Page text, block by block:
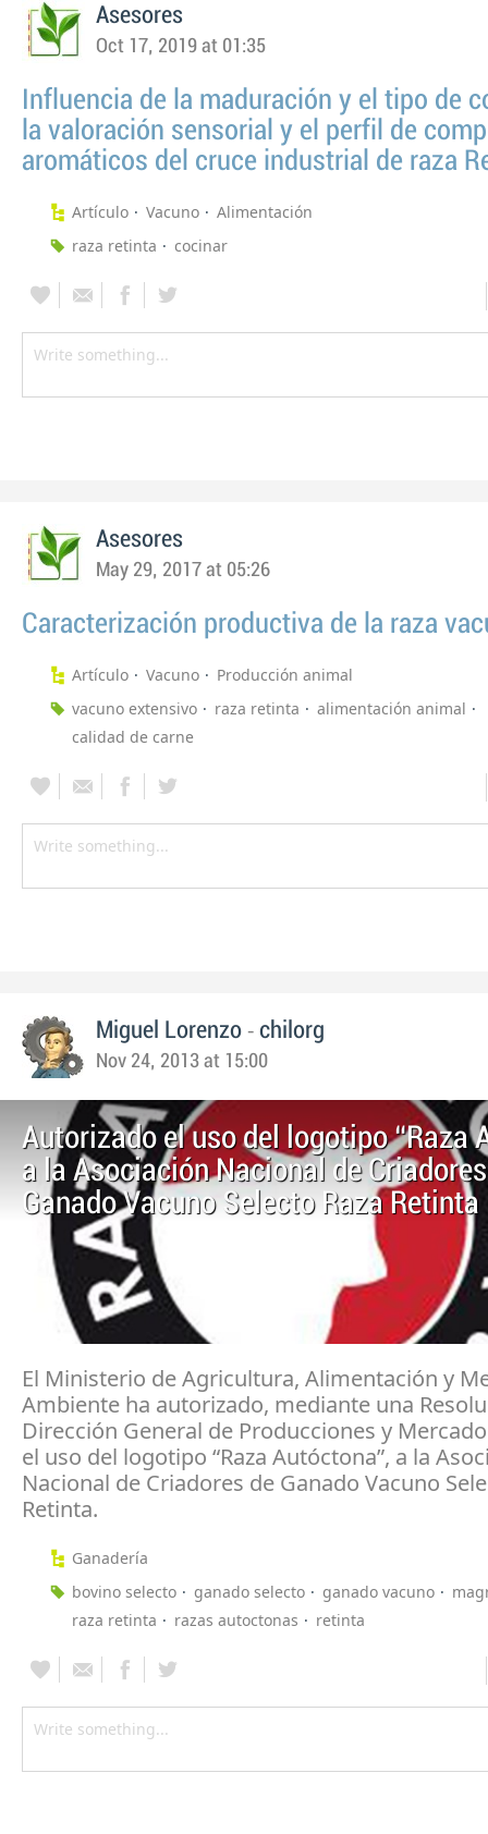
Asesores
Oct 17, 2019 at 01:35
Influencia de la maduración y el tipo de
la valoración sensorial y el perfil de
aromáticos del cruce industrial de raza
Artículo Vacuno
Alimentación
raza retinta
cocinar
Asesores
May 29, 2017 at 05:26
Caracterización productiva de la raza
Artículo Vacuno
Producción animal
vacuno extensivo
raza retinta
alimentación animal
calidad de carne
Miguel Lorenzo - chilorg
Nov 24, 2013 at 15:00
Autorizado el uso del logotipo “Raza
a la Asociación Nacional de
Ganado Vacuno Selecto Raza Retinta
El Ministerio de Agricultura, Alimentación y
Ambiente ha autorizado, mediante una
Dirección General de Producciones y
el uso del logotipo “Raza Autóctona”, a la
Nacional de Criadores de Ganado Vacuno
Retinta.
Ganadería
bovino selecto
ganado selecto ganado vacuno
raza retinta
razas autoctonas retinta